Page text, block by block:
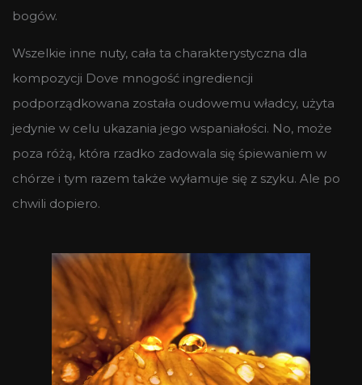
bogów.
Wszelkie inne nuty, cała ta charakterystyczna dla
kompozycji Dove mnogość ingrediencji
podporządkowana została oudowemu władcy, użyta
jedynie w celu ukazania jego wspaniałości. No, może
poza różą, która rzadko zadowala się śpiewaniem w
chórze i tym razem także wyłamuje się z szyku. Ale po
chwili dopiero.